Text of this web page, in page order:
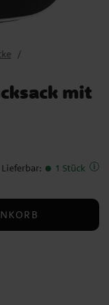
mit
Lieferbar: 1 Stück